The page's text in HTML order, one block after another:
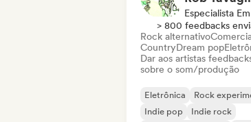
Especialista
> 800 feedbacks
Rock alternativo
CountryDream pop
Dar aos artistas
sobre o som/produção
Eletrônica Rock
Indie pop
Indie rock